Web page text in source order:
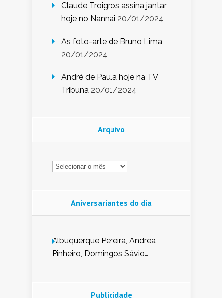
Claude Troigros assina jantar
hoje no Nannai 20/01/2024
As foto-arte de Bruno Lima
20/01/2024
André de Paula hoje na TV
Tribuna 20/01/2024
Arquivo
Arquivo
Aniversariantes do dia
Albuquerque Pereira, Andréa
Pinheiro, Domingos Sávio
Nunes de Sena, Fátima Peixoto,
Publicidade